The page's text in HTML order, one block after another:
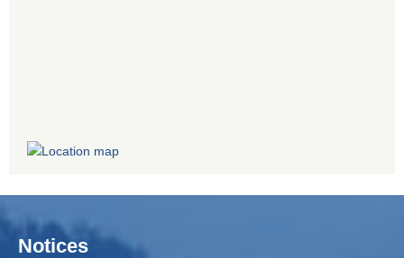
Notices